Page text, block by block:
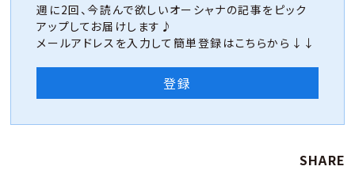
週に2回、今読んで欲しいオーシャナの記事をピック
アップしてお届けします♪
メールアドレスを入力して簡単登録はこちらから↓↓
登録
SHARE